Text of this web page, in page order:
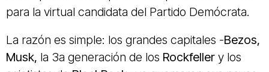
para la virtual candidata del Partido Demócrata.
La razón es simple: los grandes capitales -Bezos,
Musk, la 3a generación de los Rockfeller y los